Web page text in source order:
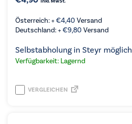
inkl. MwSt.
Österreich: +€4,40 Versand
Deutschland: +€9,80 Versand
Selbstabholung in Steyr möglich
Verfügbarkeit: Lagernd
VERGLEICHEN